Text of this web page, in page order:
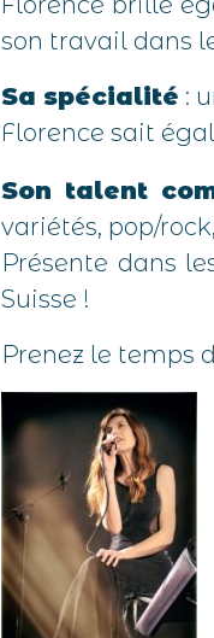
son travail dans
Sa spécialité :
Florence sait
Son talent
variétés, pop/
Présente dans
Suisse !
Prenez le temps